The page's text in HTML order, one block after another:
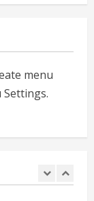
menu
का निधन